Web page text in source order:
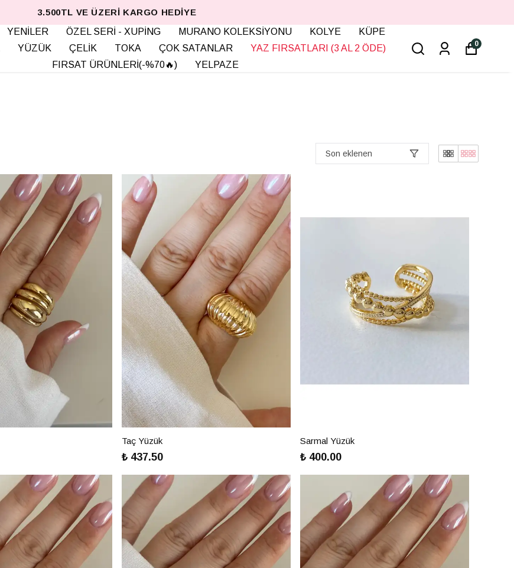
3.500TL VE ÜZERI KARGO HEDIYE
YENİLER ÖZEL SERİ - XUPİNG MURANO KOLEKSİYONU KOLYE
KÜPE
YÜZÜK ÇELİK TOKA ÇOK SATANLAR
YAZ FIRSATLARI (3 AL 2 ÖDE)
FIRSAT ÜRÜNLERİ(-%70🔥)
YELPAZE
0
Son eklenen
Taç Yüzük
₺ 437.50
Sarmal Yüzük
₺ 400.00